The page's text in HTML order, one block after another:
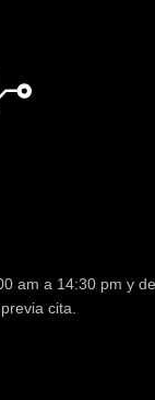
am a 14:30 pm y
cita.